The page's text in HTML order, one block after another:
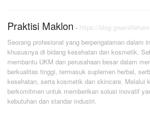
Praktisi Maklon - https://
Seorang profesional yang berpengalaman dalam
khususnya di bidang kesehatan dan kosmetik.
membantu UKM dan perusahaan besar dalam
berkualitas tinggi, termasuk suplemen herbal,
kesehatan, serta kosmetik dan skincare. Melalui
berkomitmen untuk memberikan solusi inovatif
kebutuhan dan standar industri.